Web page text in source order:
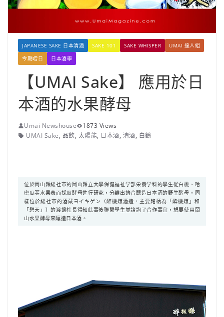
JAPANESE SAKE 日本清酒 SAKE 101 SAKE WHISPER
UMAI 達人組
今期嚐日
日本酒學
【UMAI Sake】 應用於日
本酒的水果酵母
Umai Newshouse
1873 Views
UMAI Sake, 品飲, 太陽能, 日本酒, 清酒, 白鶴
位於岡山縣総社市的岡山縣立大學保健福祉学部栄養学科的學生從白桃、哈
密瓜等水果表面採取酵母進行研究，分離出適合釀造日本酒的野生酵母。同
樣位於総社市的酒蔵ヨイキゲン（醉機嫌酒造，主要銘柄為「酔機嫌」和
「碧天」）的渡邊社長得知此事後聯繫學生並諮詢了合作事宜，想要使用岡
山水果酵母來釀造日本酒。